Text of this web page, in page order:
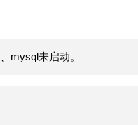
mysql未启动。